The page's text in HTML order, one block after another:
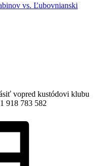
vs. Ľubovnianski
vopred kustódovi klubu
918 783 582